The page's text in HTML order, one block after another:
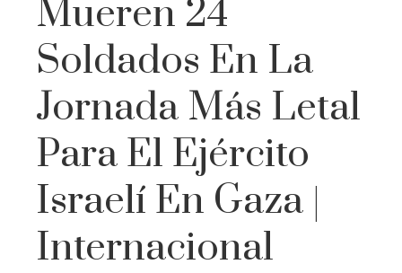
Mueren 24
Soldados En La
Jornada Más Letal
Para El Ejército
Israelí En Gaza |
Internacional